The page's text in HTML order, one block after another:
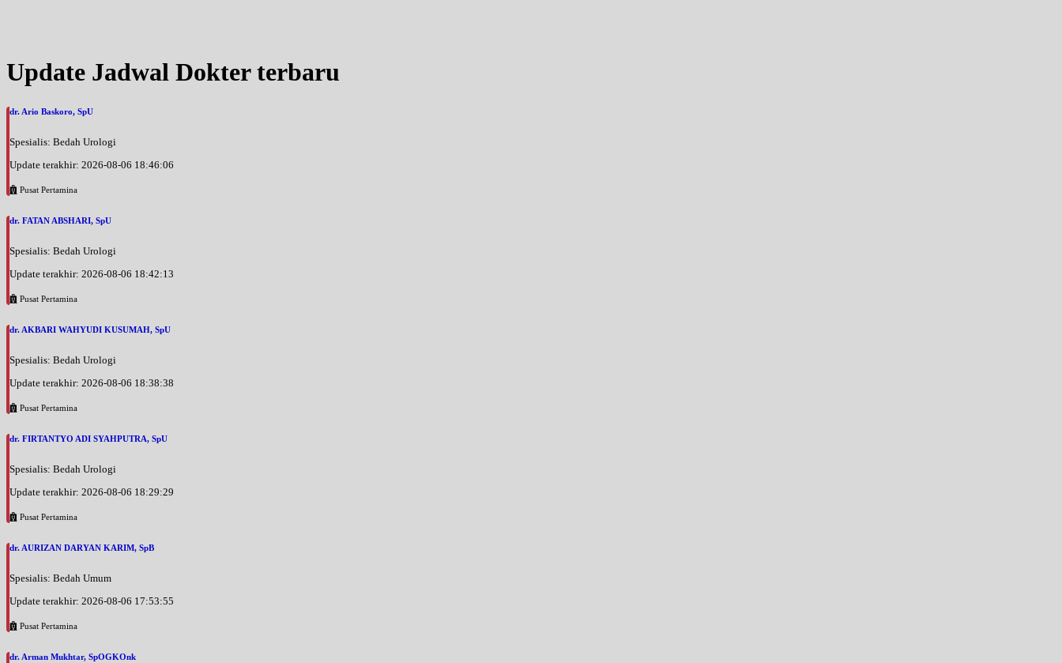
Update Jadwal Dokter terbaru
dr. Ario Baskoro, SpU
Spesialis: Bedah Urologi
Update terakhir: 2026-08-06 18:46:06
Pusat Pertamina
dr. FATAN ABSHARI, SpU
Spesialis: Bedah Urologi
Update terakhir: 2026-08-06 18:42:13
Pusat Pertamina
dr. AKBARI WAHYUDI KUSUMAH, SpU
Spesialis: Bedah Urologi
Update terakhir: 2026-08-06 18:38:38
Pusat Pertamina
dr. FIRTANTYO ADI SYAHPUTRA, SpU
Spesialis: Bedah Urologi
Update terakhir: 2026-08-06 18:29:29
Pusat Pertamina
dr. AURIZAN DARYAN KARIM, SpB
Spesialis: Bedah Umum
Update terakhir: 2026-08-06 17:53:55
Pusat Pertamina
dr. Arman Mukhtar, SpOGKOnk